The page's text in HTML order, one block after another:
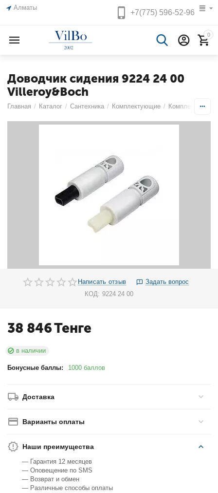
Алматы
+7(775)596-52-96
0
Доводчик сидения 9224 24 00
Villeroy&Boch
Главная / Каталог / Сантехника / Комплектующие / Комплектующие
Написать отзыв
Задать вопрос
КОД: 9224 24 00
38 846Тенге
в наличии
Бонусные баллы: 1000 баллов
Доставка
Варианты оплаты
Наши преимущества
— Гарантия 12 месяцев
— Оповещение по SMS
— Возврат и обмен
— Различные способы оплаты